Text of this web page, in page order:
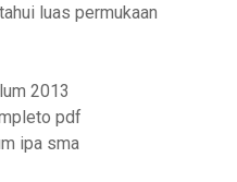
luas permukaan
2013
pdf
ipa sma